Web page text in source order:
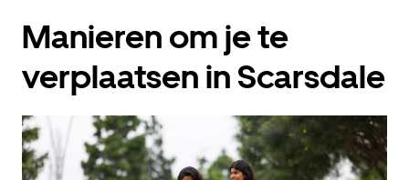
de
agenda
openen
datum
te
selecteren.
Druk
Manieren om je te
verplaatsen in Scarsdale